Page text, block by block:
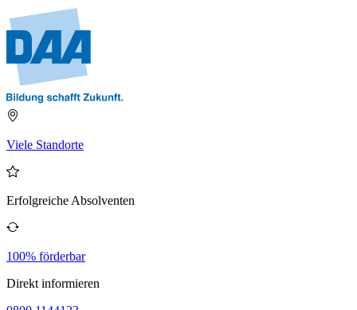
Viele Standorte
Erfolgreiche Absolventen
100% förderbar
Direkt informieren